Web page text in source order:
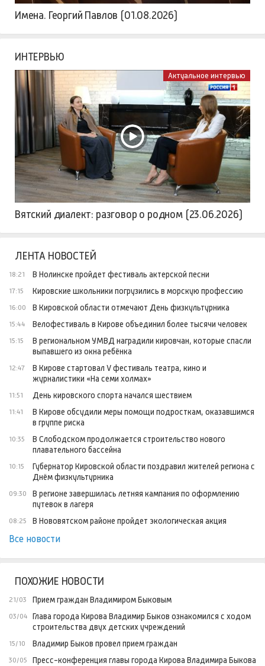
Имена. Георгий Павлов (01.08.2026)
ИНТЕРВЬЮ
Актуальное интервью
Вятский диалект: разговор о родном (23.06.2026)
ЛЕНТА НОВОСТЕЙ
18:21 В Нолинске пройдет фестиваль актерской песни
17:15 Кировские школьники погрузились в морскую профессию
16:00 В Кировской области отмечают День физкультурника
15:44 Велофестиваль в Кирове объединил более тысячи человек
15:15
В региональном УМВД наградили кировчан, которые спасли
выпавшего из окна ребёнка
12:47
В Кирове стартовал V фестиваль театра, кино и
журналистики «На семи холмах»
11:51 День кировского спорта начался шествием
11:41
В Кирове обсудили меры помощи подросткам, оказавшимся
в группе риска
10:35
В Слободском продолжается строительство нового
плавательного бассейна
10:15
Губернатор Кировской области поздравил жителей региона с
Днём физкультурника
09:30
В регионе завершилась летняя кампания по оформлению
путевок в лагеря
08:25 В Нововятском районе пройдет экологическая акция
Все новости
ПОХОЖИЕ НОВОСТИ
21/03 Прием граждан Владимиром Быковым
03/04
Глава города Кирова Владимир Быков ознакомился с ходом
строительства двух детских учреждений
15/10 Владимир Быков провел прием граждан
30/05 Пресс-конференция главы города Кирова Владимира Быкова